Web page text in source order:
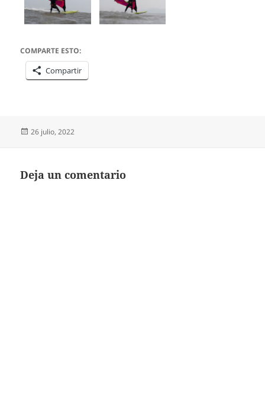
COMPARTE ESTO:
Compartir
Publicado
26 julio, 2022
Deja un comentario